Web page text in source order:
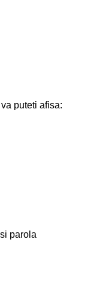
puteti afisa:
parola